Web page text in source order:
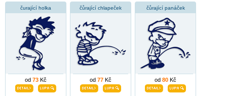
čurající holka
od 73 Kč
čůrající chlapeček
od 77 Kč
čůrající panáček
od 80 Kč